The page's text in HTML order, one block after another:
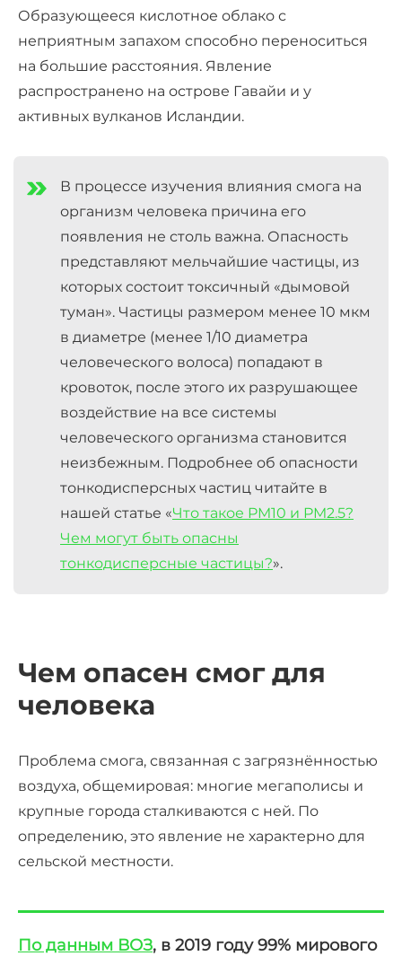
Образующееся кислотное облако с
неприятным запахом способно переноситься
на большие расстояния. Явление
распространено на острове Гавайи и у
активных вулканов Исландии.
В процессе изучения влияния смога на
организм человека причина его
появления не столь важна. Опасность
представляют мельчайшие частицы, из
которых состоит токсичный «дымовой
туман». Частицы размером менее 10 мкм
в диаметре (менее 1/10 диаметра
человеческого волоса) попадают в
кровоток, после этого их разрушающее
воздействие на все системы
человеческого организма становится
неизбежным. Подробнее об опасности
тонкодисперсных частиц читайте в
нашей статье «Что такое PM10 и PM2.5?
Чем могут быть опасны
тонкодисперсные частицы?».
Чем опасен смог для
человека
Проблема смога, связанная с загрязнённостью
воздуха, общемировая: многие мегаполисы и
крупные города сталкиваются с ней. По
определению, это явление не характерно для
сельской местности.
По данным ВОЗ, в 2019 году 99% мирового